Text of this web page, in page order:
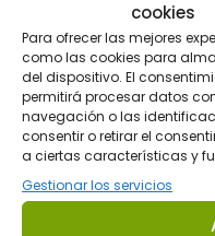
cookies
Para ofrecer las mejores
como las cookies para
del dispositivo. El
permitirá procesar datos
navegación o las
consentir o retirar el
a ciertas características y
Gestionar los servicios
Suscríbete y
Recibe actualizaciones por
y las